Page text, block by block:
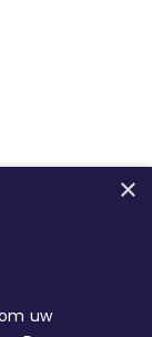
×
uw